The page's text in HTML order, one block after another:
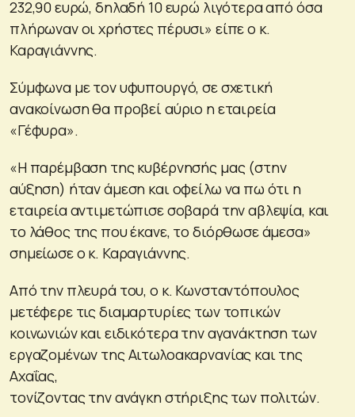
232,90 ευρώ, δηλαδή 10 ευρώ λιγότερα από όσα
πλήρωναν οι χρήστες πέρυσι» είπε ο κ.
Καραγιάννης.
Σύμφωνα με τον υφυπουργό, σε σχετική
ανακοίνωση θα προβεί αύριο η εταιρεία
«Γέφυρα».
«Η παρέμβαση της κυβέρνησής μας (στην
αύξηση) ήταν άμεση και οφείλω να πω ότι η
εταιρεία αντιμετώπισε σοβαρά την αβλεψία, και
το λάθος της που έκανε, το διόρθωσε άμεσα»
σημείωσε ο κ. Καραγιάννης.
Από την πλευρά του, ο κ. Κωνσταντόπουλος
μετέφερε τις διαμαρτυρίες των τοπικών
κοινωνιών και ειδικότερα την αγανάκτηση των
εργαζομένων της Αιτωλοακαρνανίας και της
Αχαΐας,
τονίζοντας την ανάγκη στήριξης των πολιτών.